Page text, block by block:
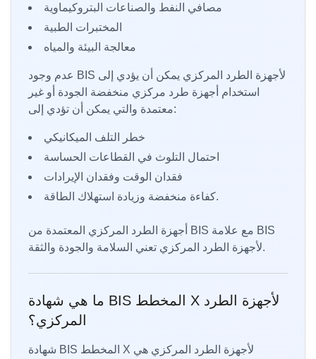
مصافي النفط والصناعات البتروكيماوية
المختبرات الطبية
معالجة البيئة والمياه
عدم وجود BIS لأجهزة الطرد المركزي يمكن أن يؤدي إلى
استخدام أجهزة طرد مركزي منخفضة الجودة أو غير
معتمدة والتي يمكن أن تؤدي إلى:
خطر التلف الميكانيكي
احتمال التلوث في القطاعات الحساسة
فقدان الوقت وفقدان الإيرادات
كفاءة منخفضة وزيادة استهلاك الطاقة.
أجهزة الطرد المركزي المعتمدة من BIS مع علامة BIS
لأجهزة الطرد المركزي تعني السلامة والجودة والثقة.
ما هي شهادة BIS المخطط X لأجهزة الطرد
المركزي؟
شهادة BIS المخطط X لأجهزة الطرد المركزي هي